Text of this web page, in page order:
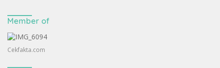
Member of
Cekfakta.com